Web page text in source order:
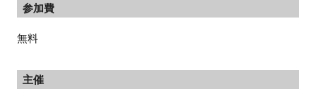
参加費
無料
主催